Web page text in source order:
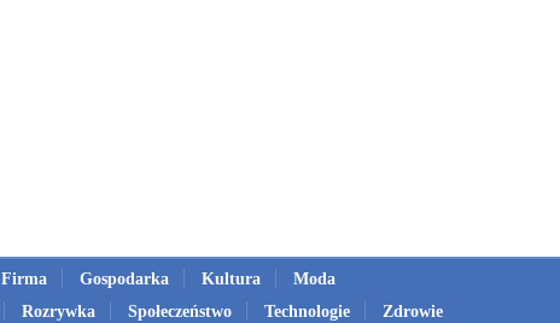
Firma Gospodarka Kultura
Moda
Rozrywka Społeczeństwo Technologie Zdrowie